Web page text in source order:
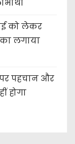
को लेकर
का लगाया
पहचान और
होगा